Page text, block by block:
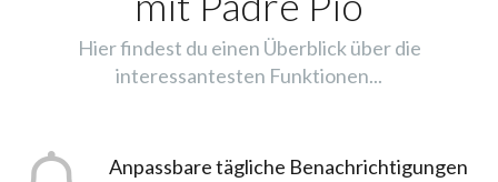
Hier findest du einen Überblick über die
interessantesten Funktionen...
Anpassbare tägliche Benachrichtigungen